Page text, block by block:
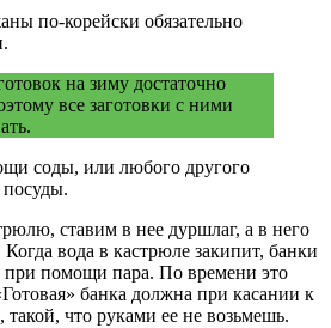
по-корейски обязательно
на зиму достаточно
все заготовки с ними
соды, или любого другого
посуды.
ставим в нее дуршлаг, а в него
вода в кастрюле закипит, банки
при помощи пара. По времени это
банка должна при касании к
такой, что руками ее не возьмешь.